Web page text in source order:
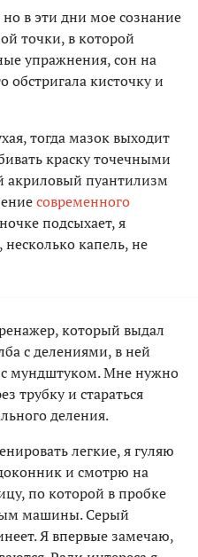
в эти дни мое сознание
точки, в которой
упражнения, сон на
обстригала кисточку и
тогда мазок выходит
краску точечными
пуантилизм
современного
подсыхает, я
капель, не
который выдал
с делениями, в ней
с мундштуком. Мне нужно
трубку и стараться
деления.
легкие, я гуляю
и смотрю на
по которой в пробке
машины. Серый
Я впервые замечаю,